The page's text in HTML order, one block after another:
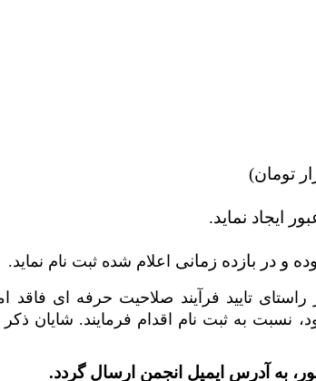
ایجاد نماید.
و در بازده زمانی
اعلام شده ثبت نام نماید.
راستای تایید فرآیند صلاحیت حرفه ای
نسبت به ثبت نام اقدام فرمایند. شایان
به آدرس ایمیل انجمن ارسال گردد.